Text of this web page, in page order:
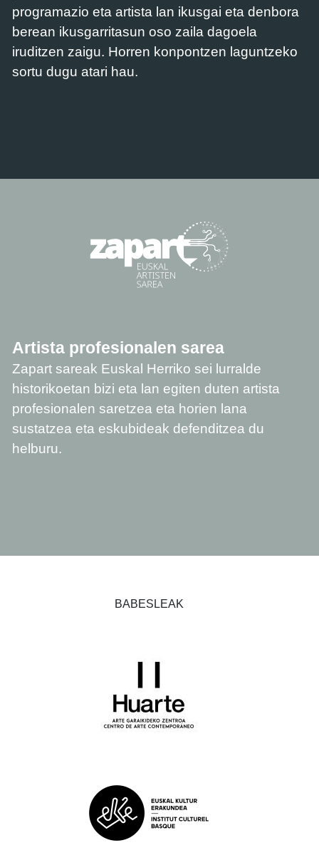
programazio eta artista lan ikusgai eta denbora
berean ikusgarritasun oso zaila dagoela
iruditzen zaigu. Horren konpontzen laguntzeko
sortu dugu atari hau.
Artista profesionalen sarea
Zapart sareak Euskal Herriko sei lurralde
historikoetan bizi eta lan egiten duten artista
profesionalen saretzea eta horien lana
sustatzea eta eskubideak defenditzea du
helburu.
BABESLEAK